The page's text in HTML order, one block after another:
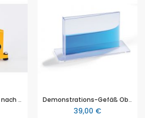
Kugelfallviskosimeter nach HÖPPLER®, 3B Scientific (1012827 [U14260]) Demonstrations-Gefäß Oberflächenspannungen, 3B Scientific ( 1000794 [U8411130])
39,00 €